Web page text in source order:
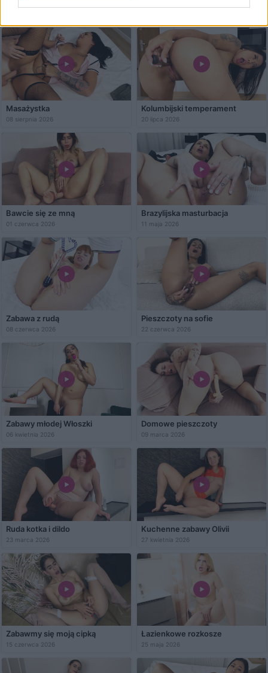
Masażystka
08 sierpnia 2026
Kolumbijski temperament
20 lipca 2026
Bawcie się ze mną
01 czerwca 2026
Brazylijska masturbacja
11 maja 2026
Zabawa z rudą
08 czerwca 2026
Pieszczoty na sofie
22 czerwca 2026
Zabawy młodej Włoszki
06 kwietnia 2026
Domowe pieszczoty
09 marca 2026
Ruda kotka i dildo
23 marca 2026
Kuchenne zabawy Olivii
27 kwietnia 2026
Zabawmy się moją cipką
15 czerwca 2026
Łazienkowe rozkosze
25 maja 2026